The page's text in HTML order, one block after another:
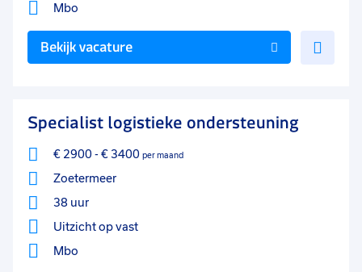
Mbo
Bekijk vacature
Specialist logistieke ondersteuning
€ 2900- € 3400 per maand
Zoetermeer
38 uur
Uitzicht op vast
Mbo